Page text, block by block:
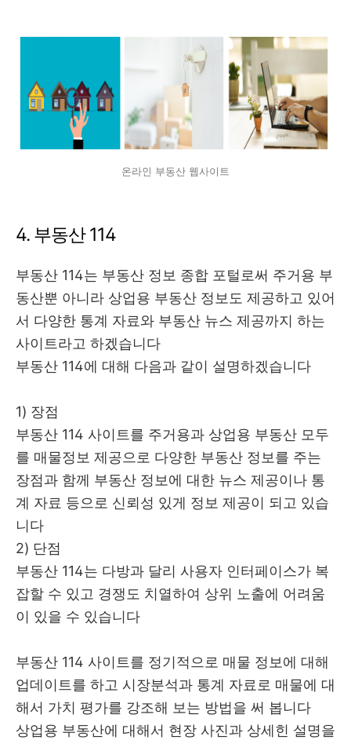
온라인 부동산 웹사이트
4. 부동산 114
부동산 114는 부동산 정보 종합 포털로써 주거용 부
동산뿐 아니라 상업용 부동산 정보도 제공하고 있어
서 다양한 통계 자료와 부동산 뉴스 제공까지 하는
사이트라고 하겠습니다
부동산 114에 대해 다음과 같이 설명하겠습니다
1) 장점
부동산 114 사이트를 주거용과 상업용 부동산 모두
를 매물정보 제공으로 다양한 부동산 정보를 주는
장점과 함께 부동산 정보에 대한 뉴스 제공이나 통
계 자료 등으로 신뢰성 있게 정보 제공이 되고 있습
니다
2) 단점
부동산 114는 다방과 달리 사용자 인터페이스가 복
잡할 수 있고 경쟁도 치열하여 상위 노출에 어려움
이 있을 수 있습니다
부동산 114 사이트를 정기적으로 매물 정보에 대해
업데이트를 하고 시장분석과 통계 자료로 매물에 대
해서 가치 평가를 강조해 보는 방법을 써 봅니다
상업용 부동산에 대해서 현장 사진과 상세힌 설명을